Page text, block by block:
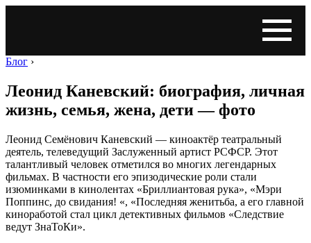
Блог ›
Леонид Каневский: биография, личная
жизнь, семья, жена, дети — фото
Леонид Семёнович Каневский — киноактёр театральный
деятель, телеведущий Заслуженный артист РСФСР. Этот
талантливый человек отметился во многих легендарных
фильмах. В частности его эпизодические роли стали
изюминками в кинолентах «Бриллиантовая рука», «Мэри
Поппинс, до свидания! «, «Последняя женитьба, а его главной
киноработой стал цикл детективных фильмов «Следствие
ведут ЗнаТоКи».